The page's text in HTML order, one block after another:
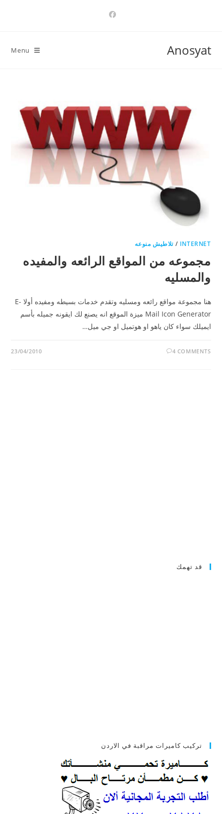
Anosyat
Menu
INTERNET
/تلاطيش منوعه
مجموعه من المواقع الرائعه والمفيده
والمسليه
هنا مجموعة مواقع رائعه ومسليه وتقدم خدمات بسيطه ومفيده أولا E-
Mail Icon Generator ميزة الموقع انه يصنع لك ايقونه جميله بأسم
ايميلك سواء كان ياهو او هوتميل او جي ميل…
4 COMMENTS
23/04/2010
قد تهمك
تركيب كاميرات مراقبة في الاردن